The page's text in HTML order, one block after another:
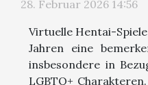
28. Februar 2026 14:56
Virtuelle Hentai-
Jahren eine
insbesondere in
LGBTQ+